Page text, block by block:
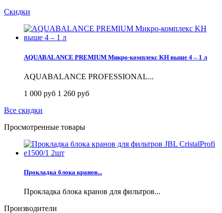
Скидки
AQUABALANCE PREMIUM Микро-комплекс KH выше 4 – 1 л
AQUABALANCE PROFESSIONAL...
1 000 руб 1 260 руб
Все скидки
Просмотренные товары
Прокладка блока кранов...
Прокладка блока кранов для фильтров...
Производители